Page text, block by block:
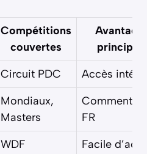
Compétitions
couvertes
Avantage
principal
Circuit PDC Accès
Mondiaux,
Masters
FR
WDF
Facile